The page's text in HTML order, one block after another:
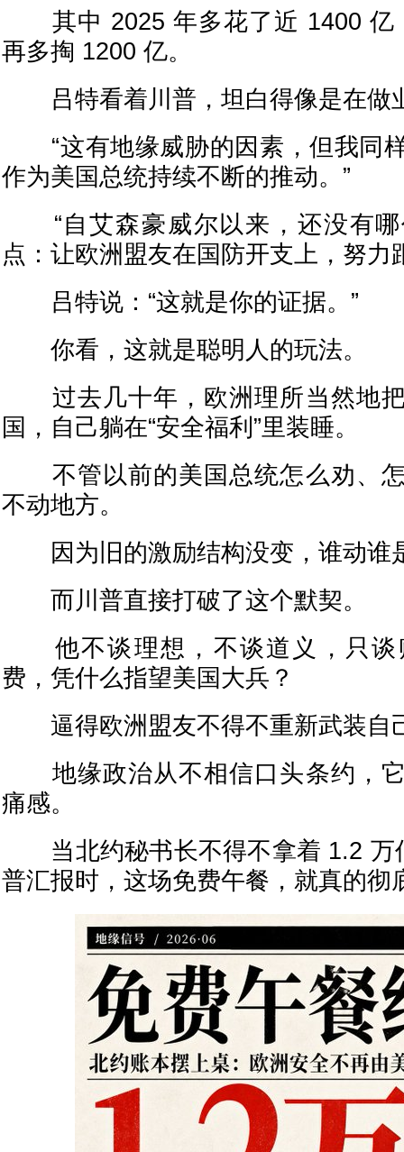
其中 2025 年多花了近 1400 亿
再多掏 1200 亿。
吕特看着川普，坦白得像是在做
“这有地缘威胁的因素，但我同
作为美国总统持续不断的推动。”
“自艾森豪威尔以来，还没有哪
点：让欧洲盟友在国防开支上，努力
吕特说：“这就是你的证据。”
你看，这就是聪明人的玩法。
过去几十年，欧洲理所当然地把
国，自己躺在“安全福利”里装睡。
不管以前的美国总统怎么劝、怎
不动地方。
因为旧的激励结构没变，谁动谁
而川普直接打破了这个默契。
他不谈理想，不谈道义，只谈
费，凭什么指望美国大兵？
逼得欧洲盟友不得不重新武装自
地缘政治从不相信口头条约，它
痛感。
当北约秘书长不得不拿着 1.2 万
普汇报时，这场免费午餐，就真的彻